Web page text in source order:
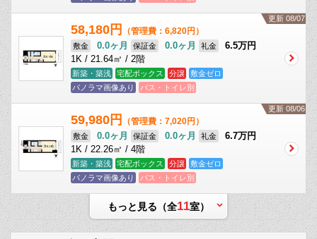
更新 08/07
58,180円 （管理費：6,820円）
敷金 0.0ヶ月 保証金 0.0ヶ月 礼金
6.5万円
1K / 21.64㎡ / 2階
新築・築浅 宅配ボックス 分譲
敷金ゼロ
パノラマ画像あり
バス・トイレ別
更新 08/06
59,980円 （管理費：7,020円）
敷金 0.0ヶ月 保証金 0.0ヶ月 礼金
6.7万円
1K / 22.26㎡ / 4階
新築・築浅 宅配ボックス 分譲
敷金ゼロ
パノラマ画像あり
バス・トイレ別
もっと見る（全11室）